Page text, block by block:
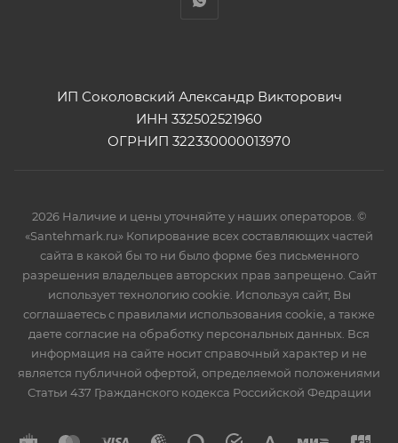
ИП Соколовский Александр Викторович
ИНН 332502521960
ОГРНИП 322330000013970
2026 Наличие и цены уточняйте у наших операторов. ©
«Santehmark.ru» Копирование всех составляющих частей
сайта в какой бы то ни было форме без письменного
разрешения владельцев авторских прав запрещено. Сайт
использует технологию cookie. Используя сайт, Вы
соглашаетесь с правилами использования cookie, а также
даете согласие на обработку персональных данных. Вся
информация на сайте носит справочный характер и не
является публичной офертой, определяемой положениями
Статьи 437 Гражданского кодекса Российской Федрации